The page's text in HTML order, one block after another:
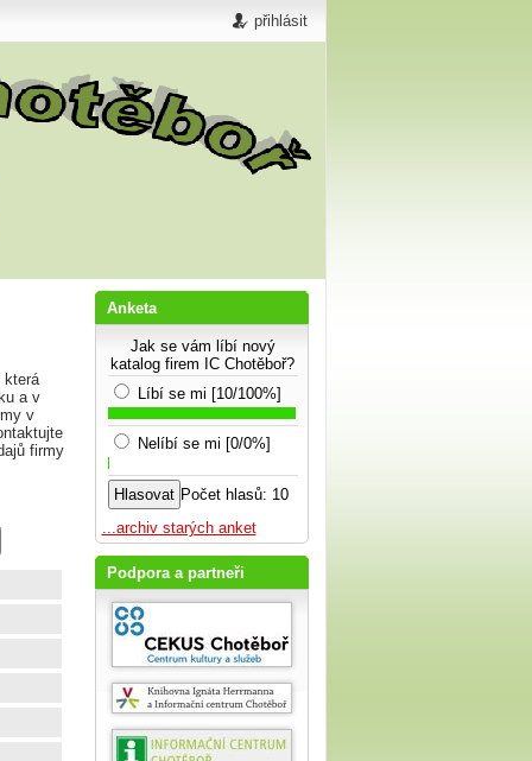
přihlásit
která
a v
v
firmy
Anketa
Jak se vám líbí nový
katalog firem IC Chotěboř?
Líbí se mi [10/100%]
Nelíbí se mi [0/0%]
Počet hlasů: 10
...archiv starých anket
Podpora a partneři